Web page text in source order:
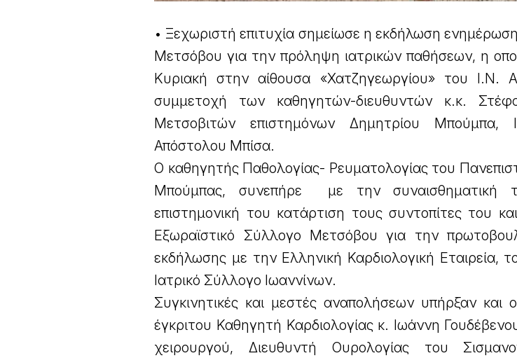
• Ξεχωριστή επιτυχία σημείωσε η εκδήλωση
Μετσόβου για την πρόληψη ιατρικών παθήσεων, η
Κυριακή στην αίθουσα «Χατζηγεωργίου» του Ι.Ν.
συμμετοχή των καθηγητών-διευθυντών κ.κ.
Μετσοβιτών επιστημόνων Δημητρίου Μπούμπα,
Απόστολου Μπίσα.
Ο καθηγητής Παθολογίας- Ρευματολογίας του
Μπούμπας, συνεπήρε με την συναισθηματική
επιστημονική του κατάρτιση τους συντοπίτες του
Εξωραϊστικό Σύλλογο Μετσόβου για την
εκδήλωσης με την Ελληνική Καρδιολογική Εταιρεία,
Ιατρικό Σύλλογο Ιωαννίνων.
Συγκινητικές και μεστές αναπολήσεων υπήρξαν και
έγκριτου Καθηγητή Καρδιολογίας κ. Ιωάννη
χειρουργού, Διευθυντή Ουρολογίας του